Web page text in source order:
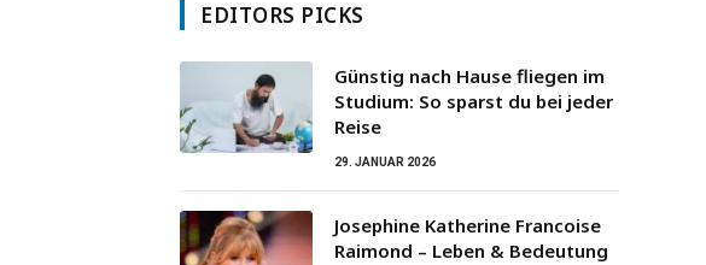
EDITORS PICKS
Günstig nach Hause fliegen im
Studium: So sparst du bei jeder
Reise
29. JANUAR 2026
Josephine Katherine Francoise
Raimond – Leben & Bedeutung